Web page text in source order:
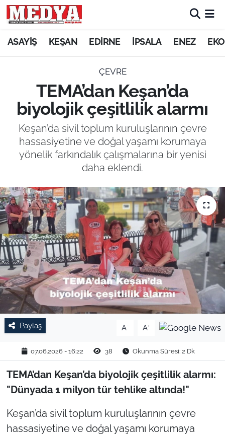
ASAYİŞ KEŞAN EDİRNE İPSALA ENEZ
ÇEVRE
TEMA’dan Keşan’da
biyolojik çeşitlilik alarmı
Keşan’da sivil toplum kuruluşlarının çevre
hassasiyetine ve doğal yaşamı korumaya
yönelik farkındalık çalışmalarına bir yenisi
daha eklendi.
Paylaş A- A+
07.06.2026 - 16:22 38 Okunma Süresi: 2 Dk
TEMA’dan Keşan’da biyolojik çeşitlilik alarmı:
"Dünyada 1 milyon tür tehlike altında!"
Keşan’da sivil toplum kuruluşlarının çevre
hassasiyetine ve doğal yaşamı korumaya
KEŞAN
ASAYİŞ
SİYASET
GÜNDEM
SAĞLIK
EĞİTİM
TARIM VE HAYVANCILIK
KÜLTÜR SANAT
RESMİ İLAN
SPOR
YAŞAM
EDİRNE
TEKİRDAĞ
KIRKLARELİ